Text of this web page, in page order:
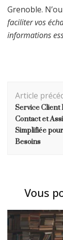
Grenoble.
faciliter vos
informations
d'article
Article
Service
Contact et
Simplifiée
Besoins
Vous